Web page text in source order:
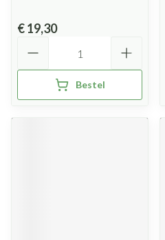
€ 19,30
Bestel